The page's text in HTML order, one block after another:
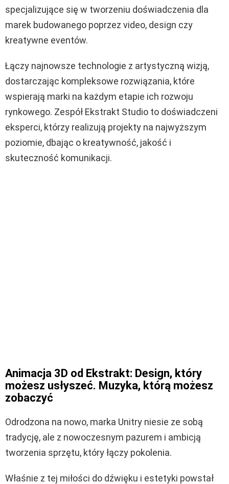
specjalizujące się w tworzeniu doświadczenia dla
marek budowanego poprzez video, design czy
kreatywne eventów.
Łączy najnowsze technologie z artystyczną wizją,
dostarczając kompleksowe rozwiązania, które
wspierają marki na każdym etapie ich rozwoju
rynkowego. Zespół Ekstrakt Studio to doświadczeni
eksperci, którzy realizują projekty na najwyższym
poziomie, dbając o kreatywność, jakość i
skuteczność komunikacji.
Animacja 3D od Ekstrakt: Design, który
możesz usłyszeć. Muzyka, którą możesz
zobaczyć
Odrodzona na nowo, marka Unitry niesie ze sobą
tradycję, ale z nowoczesnym pazurem i ambicją
tworzenia sprzętu, który łączy pokolenia.
Właśnie z tej miłości do dźwięku i estetyki powstał